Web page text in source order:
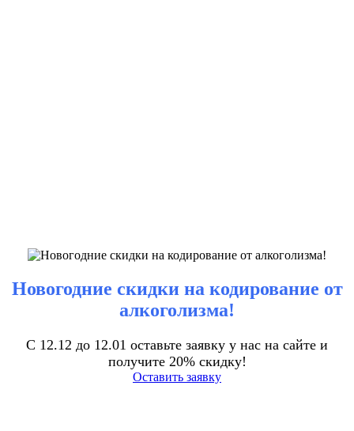
Новогодние скидки на кодирование от
алкоголизма!
С 12.12 до 12.01 оставьте заявку у нас на сайте и
получите 20% скидку!
Оставить заявку